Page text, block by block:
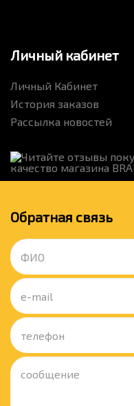
Личный кабинет
Личный Кабинет
История заказов
Рассылка новостей
Обратная связь